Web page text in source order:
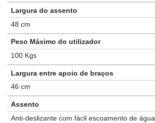
Largura do assento
48 cm
Peso Máximo do utilizador
100 Kgs
Largura entre apoio de braços
46 cm
Assento
Anti-deslizante com fácil escoamento de água